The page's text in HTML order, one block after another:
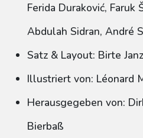
Ferida Duraković, Faruk
Abdulah Sidran, André
Satz & Layout: Birte
Illustriert von: Léonard
Herausgegeben von:
Bierbaß